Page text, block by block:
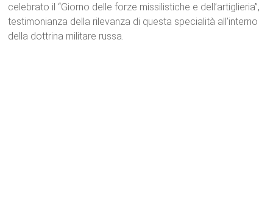
celebrato il “Giorno delle forze missilistiche e dell’artiglieria”,
testimonianza della rilevanza di questa specialità all’interno
della dottrina militare russa.